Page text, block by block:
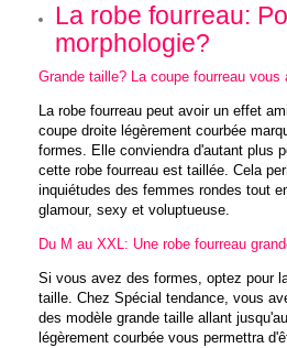
La robe fourreau:
morphologie?
Grande taille? La coupe fourreau vous
La robe fourreau peut avoir un effet
coupe droite légèrement courbée
formes. Elle conviendra d'autant plus
cette robe fourreau est taillée. Cela
inquiétudes des femmes rondes tout
glamour, sexy et voluptueuse.
Du M au XXL: Une robe fourreau
Si vous avez des formes, optez pour
taille. Chez Spécial tendance, vous
des modèle grande taille allant
légèrement courbée vous permettra